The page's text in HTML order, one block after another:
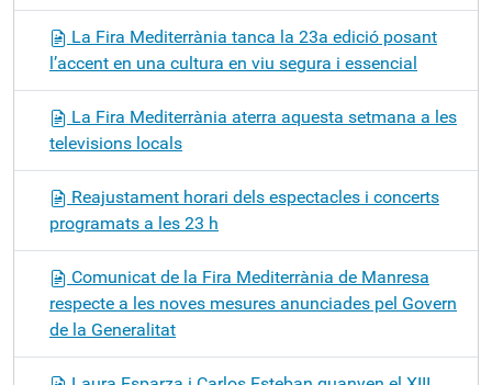
La Fira Mediterrània tanca la 23a edició posant
l’accent en una cultura en viu segura i essencial
La Fira Mediterrània aterra aquesta setmana a les
televisions locals
Reajustament horari dels espectacles i concerts
programats a les 23 h
Comunicat de la Fira Mediterrània de Manresa
respecte a les noves mesures anunciades pel Govern
de la Generalitat